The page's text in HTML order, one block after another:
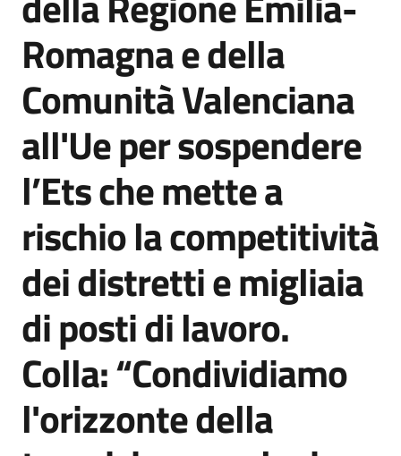
comunicazione
Seguici
su
Romagna e della
Comunità Valenciana
all'Ue per sospendere
l’Ets che mette a
rischio la competitività
dei distretti e migliaia
di posti di lavoro.
Colla: “Condividiamo
l'orizzonte della